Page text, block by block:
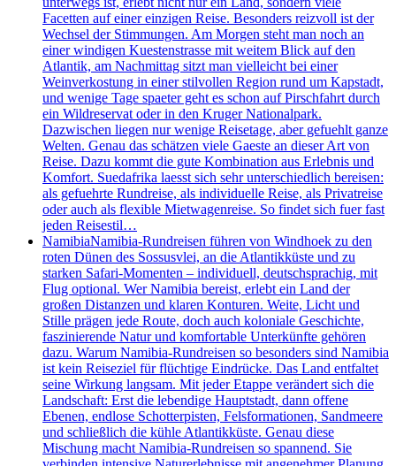
Facetten auf einer einzigen Reise. Besonders reizvoll ist der
Wechsel der Stimmungen. Am Morgen steht man noch an
einer windigen Kuestenstrasse mit weitem Blick auf den
Atlantik, am Nachmittag sitzt man vielleicht bei einer
Weinverkostung in einer stilvollen Region rund um Kapstadt,
und wenige Tage spaeter geht es schon auf Pirschfahrt durch
ein Wildreservat oder in den Kruger Nationalpark.
Dazwischen liegen nur wenige Reisetage, aber gefuehlt ganze
Welten. Genau das schätzen viele Gaeste an dieser Art von
Reise. Dazu kommt die gute Kombination aus Erlebnis und
Komfort. Suedafrika laesst sich sehr unterschiedlich bereisen:
als gefuehrte Rundreise, als individuelle Reise, als Privatreise
oder auch als flexible Mietwagenreise. So findet sich fuer fast
jeden Reisestil…
NamibiaNamibia-Rundreisen führen von Windhoek zu den
roten Dünen des Sossusvlei, an die Atlantikküste und zu
starken Safari-Momenten – individuell, deutschsprachig, mit
Flug optional. Wer Namibia bereist, erlebt ein Land der
großen Distanzen und klaren Konturen. Weite, Licht und
Stille prägen jede Route, doch auch koloniale Geschichte,
faszinierende Natur und komfortable Unterkünfte gehören
dazu. Warum Namibia-Rundreisen so besonders sind Namibia
ist kein Reiseziel für flüchtige Eindrücke. Das Land entfaltet
seine Wirkung langsam. Mit jeder Etappe verändert sich die
Landschaft: Erst die lebendige Hauptstadt, dann offene
Ebenen, endlose Schotterpisten, Felsformationen, Sandmeere
und schließlich die kühle Atlantikküste. Genau diese
Mischung macht Namibia-Rundreisen so spannend. Sie